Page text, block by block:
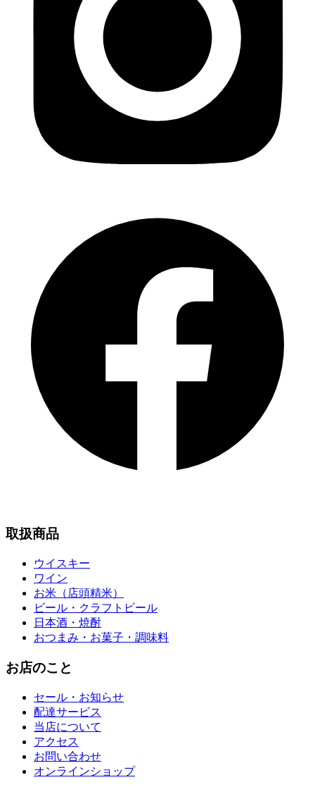
取扱商品
ウイスキー
ワイン
お米（店頭精米）
ビール・クラフトビール
日本酒・焼酎
おつまみ・お菓子・調味料
お店のこと
セール・お知らせ
配達サービス
当店について
アクセス
お問い合わせ
オンラインショップ